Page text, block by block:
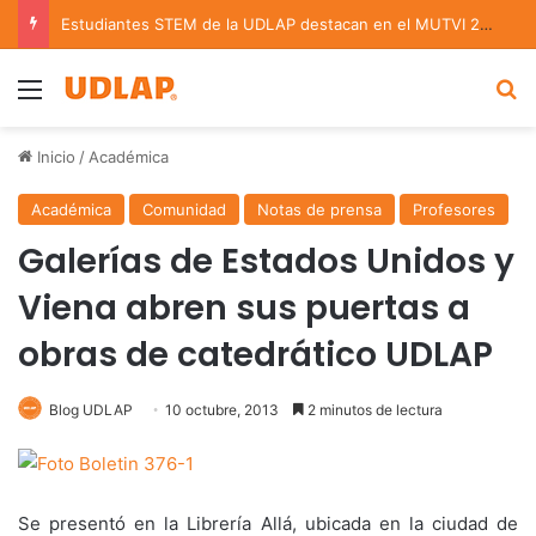
Estudiantes STEM de la UDLAP destacan en el MUTVI 2026
Menu
Inicio / Académica
Académica Comunidad Notas de prensa Profesores
Galerías de Estados Unidos y
Viena abren sus puertas a
obras de catedrático UDLAP
Blog UDLAP 10 octubre, 2013 2 minutos de lectura
Se presentó en la Librería Allá, ubicada en la ciudad de